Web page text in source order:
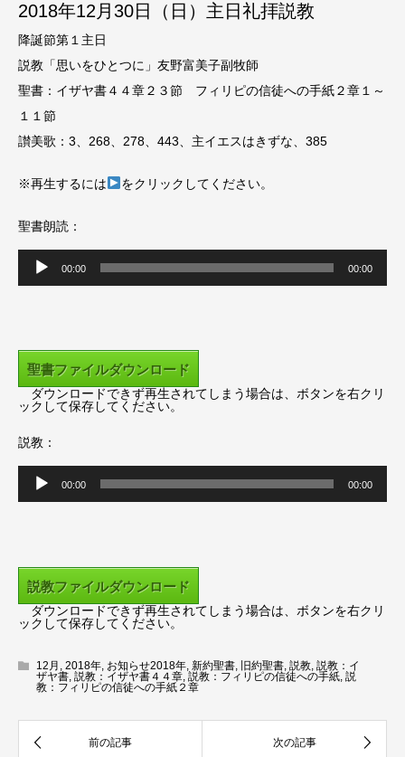
2018年12月30日（日）主日礼拝説教
降誕節第１主日
説教「思いをひとつに」友野富美子副牧師
聖書：イザヤ書４４章２３節 フィリピの信徒への手紙２章１～
１１節
讃美歌：3、268、278、443、主イエスはきずな、385
※再生するには をクリックしてください。
聖書朗読：
音
ー
ヤ
ー
00:00 00:00
聖書ファイルダウンロード
ダウンロードできず再生されてしまう場合は、ボタンを右クリ
ックして保存してください。
説教：
音
ー
ヤ
ー
00:00 00:00
説教ファイルダウンロード
ダウンロードできず再生されてしまう場合は、ボタンを右クリ
ックして保存してください。
12月 , 2018年, お知らせ2018年, 新約聖書, 旧約聖書, 説教, 説教：イ
ザヤ書, 説教：イザヤ書４４章, 説教：フィリピの信徒への手紙, 説
教：フィリピの信徒への手紙２章